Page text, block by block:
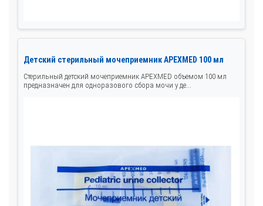
Детский стерильный мочеприемник APEXMED 100 мл
Стерильный детский мочеприемник APEXMED объемом 100 мл
предназначен для одноразового сбора мочи у де...